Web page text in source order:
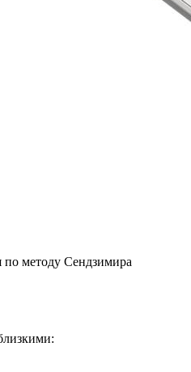
методу Сендзимира